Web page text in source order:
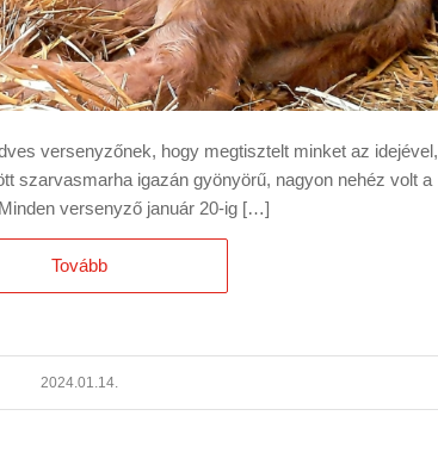
versenyzőnek, hogy megtisztelt minket az idejével,
szarvasmarha igazán gyönyörű, nagyon nehéz volt a
versenyző január 20-ig […]
Tovább
2024.01.14.